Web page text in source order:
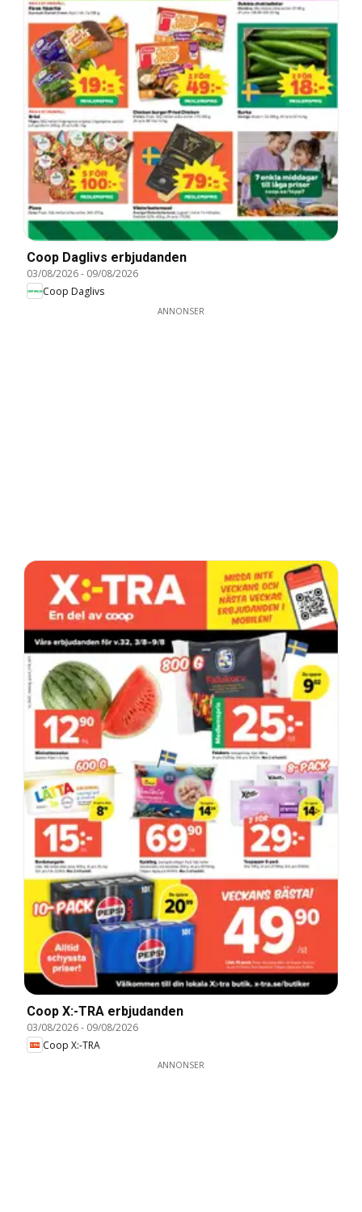
Coop Daglivs erbjudanden
03/08/2026- 09/08/2026
Coop Daglivs
ANNONSER
Coop X:-TRA erbjudanden
03/08/2026- 09/08/2026
Coop X:-TRA
ANNONSER